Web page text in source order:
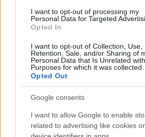
I want to opt-out of processing my
Personal Data for Targeted
Opted In
I want to opt-out of Collection, Use,
Retention, Sale, and/or Sharing of
Personal Data that Is Unrelated
Purposes for which it was collected.
Opted Out
Google consents
I want to allow Google to enable
related to advertising like cookies
Λίβερπουλ
Τσέλσι
Άρσεναλ
Γιουβέντους
Μίλαν
Ματσούκας: «Έχασα τον “αδερφό“
και δεν ενδιαφέρθηκε κανείς»